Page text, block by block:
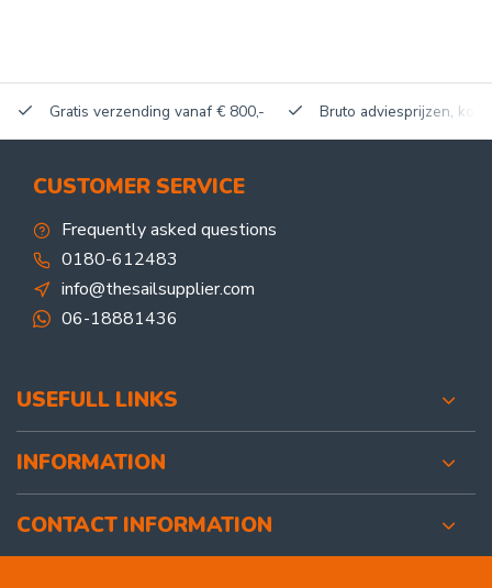
Gratis verzending vanaf € 800,- Bruto adviesprijzen,
CUSTOMER SERVICE
Frequently asked questions
0180-612483
info@thesailsupplier.com
06-18881436
USEFULL LINKS
INFORMATION
CONTACT INFORMATION